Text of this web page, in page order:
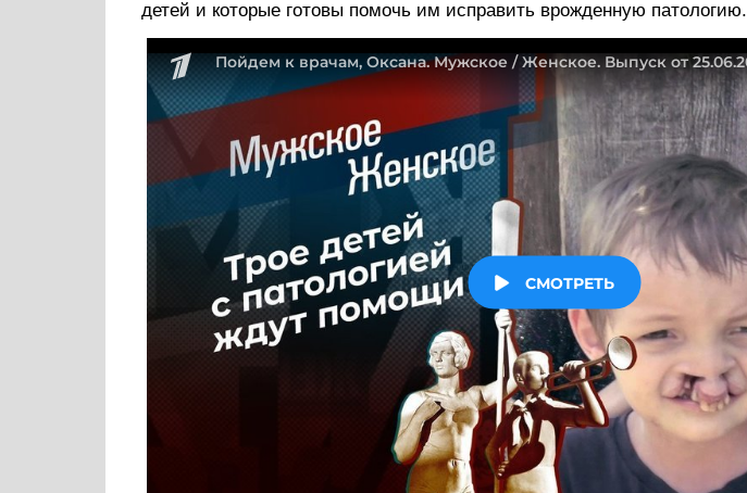
детей и которые готовы помочь им исправить врожденную патологию.